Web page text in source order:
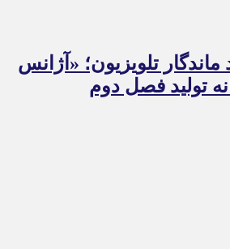
تلویزیون؛ «آژانس
تولید فصل دوم